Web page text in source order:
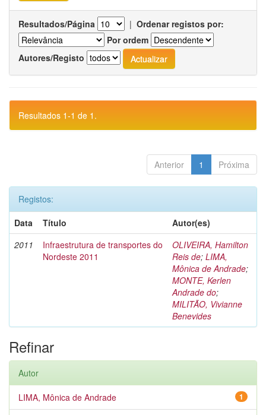
Resultados/Página | Ordenar registos por:
Por ordem
Autores/Registo
Resultados 1-1 de 1.
Anterior 1 Próxima
Registos:
Data
Título
Autor(es)
2011
Infraestrutura de transportes do
Nordeste 2011
OLIVEIRA, Hamilton
Reis de; LIMA,
Mônica de Andrade;
MONTE, Kerlen
Andrade do;
MILITÃO, Vivianne
Benevides
Refinar
Autor
1
LIMA, Mônica de Andrade